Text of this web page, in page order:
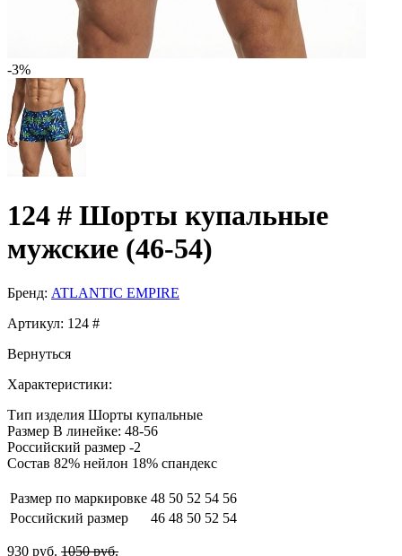
-3%
124 # Шорты купальные
мужские (46-54)
Бренд: ATLANTIC EMPIRE
Артикул: 124 #
Вернуться
Характеристики:
Тип изделия Шорты купальные
Размер В линейке: 48-56
Российский размер -2
Состав 82% нейлон 18% спандекс
Размер по маркировке 48 50 52 54 56
Российский размер
46 48 50 52 54
930 руб. 1050 руб.